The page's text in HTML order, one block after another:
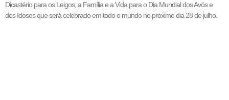
Dicastério para os Leigos, a Família e a Vida para o Dia Mundial dos Avós e
dos Idosos que será celebrado em todo o mundo no próximo dia 28 de julho.